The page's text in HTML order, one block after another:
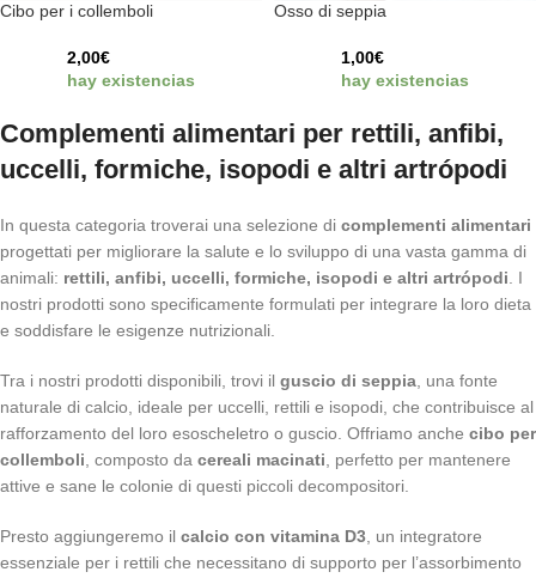
Cibo per i collemboli
2,00€
hay existencias
Osso di seppia
1,00€
hay existencias
Complementi alimentari per rettili, anfibi,
uccelli, formiche, isopodi e altri artrópodi
In questa categoria troverai una selezione di complementi alimentari
progettati per migliorare la salute e lo sviluppo di una vasta gamma di
animali: rettili, anfibi, uccelli, formiche, isopodi e altri artrópodi . I
nostri prodotti sono specificamente formulati per integrare la loro dieta
e soddisfare le esigenze nutrizionali.
Tra i nostri prodotti disponibili, trovi il guscio di seppia , una fonte
naturale di calcio, ideale per uccelli, rettili e isopodi, che contribuisce al
rafforzamento del loro esoscheletro o guscio. Offriamo anche cibo per
collemboli , composto da cereali macinati , perfetto per mantenere
attive e sane le colonie di questi piccoli decompositori.
Presto aggiungeremo il calcio con vitamina D3 , un integratore
essenziale per i rettili che necessitano di supporto per l’assorbimento